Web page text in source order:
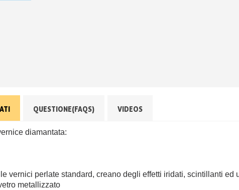
QUESTIONE(FAQS) VIDEOS
diamantata:
vernici perlate standard, creano deglieffetti iridati, scintillanti ed
metallizzato